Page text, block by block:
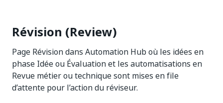
Révision (Review)
Page Révision dans Automation Hub où les idées en
phase Idée ou Évaluation et les automatisations en
Revue métier ou technique sont mises en file
d’attente pour l’action du réviseur.